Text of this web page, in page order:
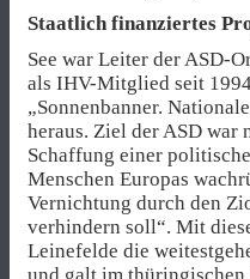
Staatlich finanziertes
See war Leiter der ASD-
als IHV-Mitglied seit
„Sonnenbanner.
heraus. Ziel der ASD war
Schaffung einer
Menschen Europas
Vernichtung durch den
verhindern soll“. Mit
Leinefelde die